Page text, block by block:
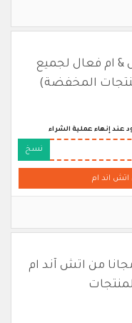
& ام فعال لجميع
المخفضة)
عند إنهاء عملية الشراء
نسخ
اتش اند ام
1 واحصل على 1 مجانا من اتش آند ام